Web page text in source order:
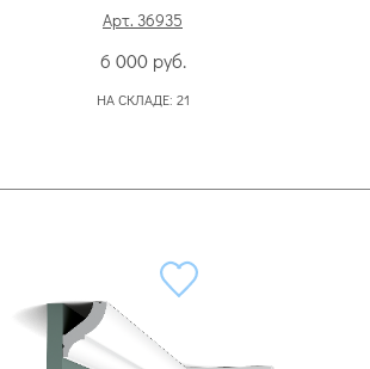
Арт. 36935
6 000 руб.
НА СКЛАДЕ: 21